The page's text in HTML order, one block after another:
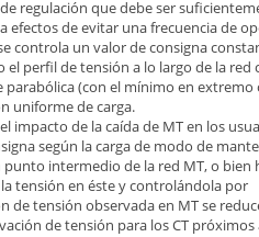
regulación que debe ser
efectos de evitar una frecuencia de
controla un valor de consigna
el perfil de tensión a lo largo de la red
(con el mínimo en extremo
uniforme de carga.
impacto de la caída de MT en los
según la carga de modo de
punto intermedio de la red MT, o bien
tensión en éste y controlándola por
de tensión observada en MT se
de tensión para los CT próximos